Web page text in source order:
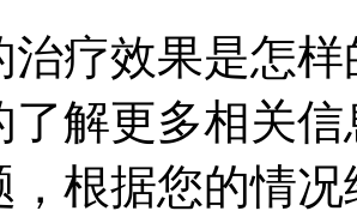
治疗效果是怎
了解更多相关
，根据您的情